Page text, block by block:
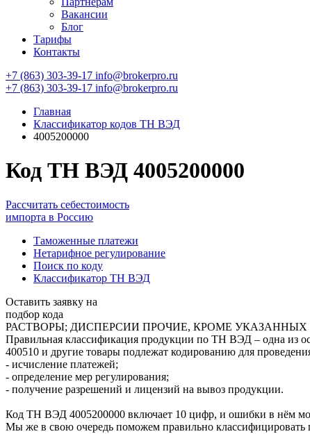
Вакансии
Блог
Тарифы
Контакты
+7 (863) 303-39-17 info@brokerpro.ru
+7 (863) 303-39-17 info@brokerpro.ru
Главная
Классификатор кодов ТН ВЭД
4005200000
Код ТН ВЭД 4005200000
Рассчитать себестоимость
импорта в Россию
Таможенные платежи
Нетарифное регулирование
Поиск по коду
Классификатор ТН ВЭД
Оставить заявку на
подбор кода
РАСТВОРЫ; ДИСПЕРСИИ ПРОЧИЕ, КРОМЕ УКАЗАННЫХ
Правильная классификация продукции по ТН ВЭД –
400510 и другие товары подлежат кодированию для
- исчисление платежей;
- определение мер регулирования;
- получение разрешений и лицензий на вывоз продукции.
Код ТН ВЭД 4005200000 включает 10 цифр, и ошибки в нём
Мы же в свою очередь поможем правильно классифицировать